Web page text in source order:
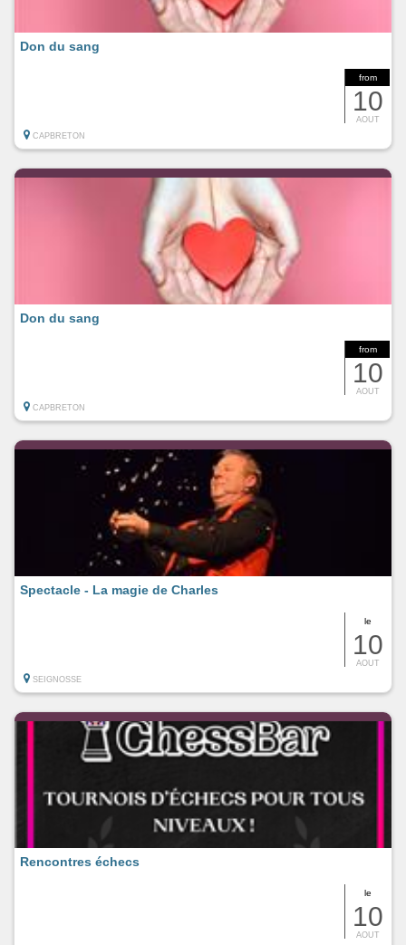
from
10
AOUT
Don du sang
CAPBRETON
from
10
AOUT
Don du sang
CAPBRETON
le
10
AOUT
Spectacle - La magie de Charles
SEIGNOSSE
le
10
AOUT
Rencontres échecs